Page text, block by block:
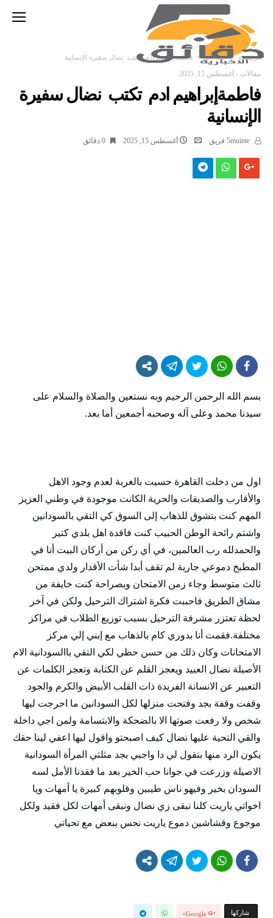
‫الرئيسية‬ مقالات فاطمةإبراهيم ادم تكتب نضال سفيرة الإنسانية
مقالات - أغسطس 15, 2025
فاطمةإبراهيم ادم تكتب نضال سفيرة
الإنسانية
أغسطس 15, 2025 0 ‫دقائق‬
بسم الله الرحمن الرحيم وبه نستعين والصلاة والسلام على
سيدنا محمد وعلى آله وصحبه أجمعين أما بعد.
اول من دخلت القاهرة حسيت بالغربة لعدم وجود الاهل
والأقارب والصديقات والحرية الكانت موجودة في وطني العزيز
المهم كنت بتشوق للذهاب إلى السوق كي التقي بالسودانين
واشتم رائحة الوطن الحبيب كنت فاقدة اهل بلدي كتير
والحمدلله رب العالمين، في أي ركن من أركان البيت أنا في
المطبخ دموعي جارية لم تقف أبدا شأت الأقدار ولدي ممتحن
ثالث متوسط وجاء زمن الامتحان وبصراحة كنت خايفة من
مشاق الطريق فاحببت فكرة اشتراك الترحيل ولكن في آخر
لحظة تعتزر مشرفة الترحيل بسبب توزيع الطلاب في مراكز
مختلفة.فقمت أنا بدوري كام بالذهاب مع إبني إلي مركز
الامتحانات وكان ذلك من حسن حظي لكي التقي باالسودانية الام
الأصيلة نضال العبيد ويعجز القلم عن الكتابة وتعجز الكلمات عن
التعبير عن الانسانة الفريدة ذات القلب الأبيض والكرم والجود
وقفت وقفة بجد وفتحت منزلها لكل السودانين ما احرجت ليها
شخص ولا رفعت صوتها الا بالضحكة والابتسامة ولمن اجي داخلة
والقي التحية عليها نضال كيف اصبحتو واقول ليها اعفي لينا حقك
يكون الرد منها بتقول لي دا واجبي بجد مثلتي المرأة السودانية
الاصيلة وزرعت في جوانا حب الخير بعد ما فقدنا الأمل لسه
السودان بخير وفيهو ناس طيبين وقلوبهم كبيرة يا أمهات ويا
اخواتي ياريت كلنا نبقى زي نضال ونبقى أمهات لكل فقيد ولكل
موجوع وقشاشين دموع ياريت نحس ببعض مع تحياتي
‫‫ شاركها‬ Google+